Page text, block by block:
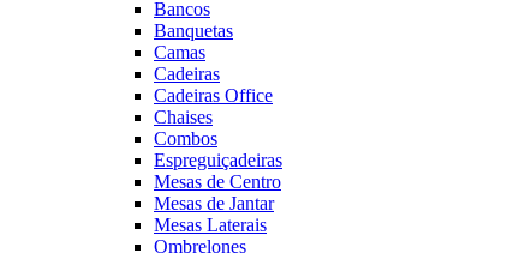
Bancos
Banquetas
Camas
Cadeiras
Cadeiras Office
Chaises
Combos
Espreguiçadeiras
Mesas de Centro
Mesas de Jantar
Mesas Laterais
Ombrelones